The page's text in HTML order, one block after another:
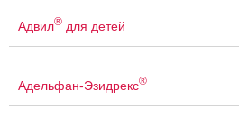
Адвил® для детей
Адельфан-Эзидрекс®